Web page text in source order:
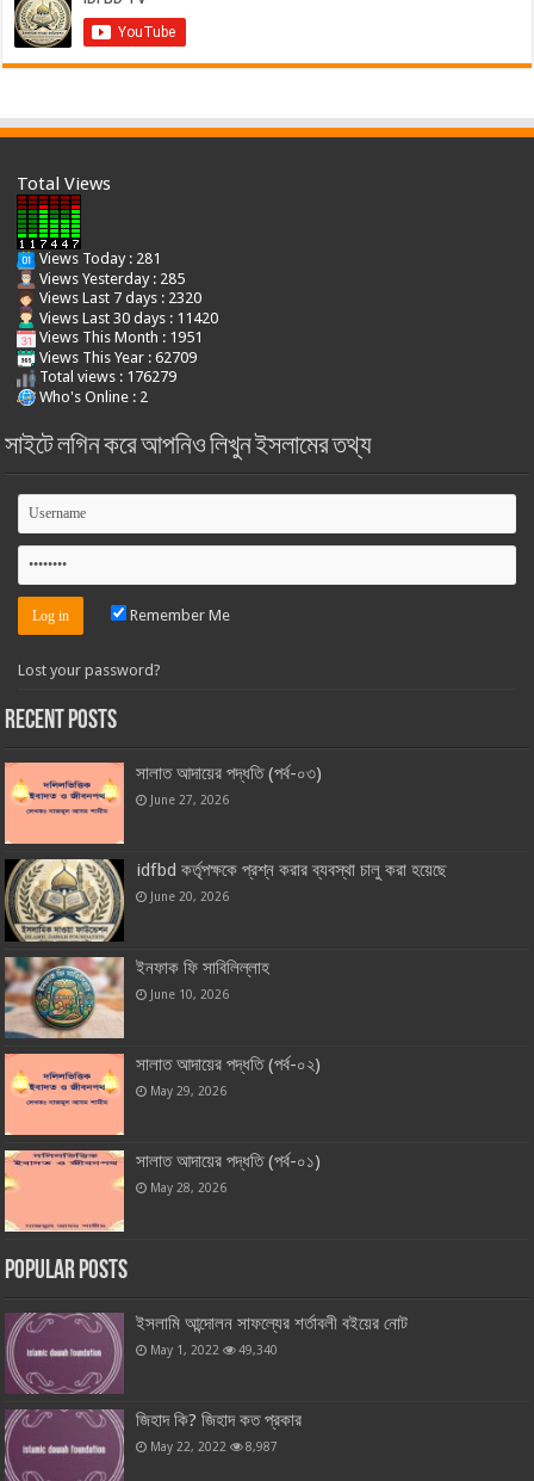
Total Views
Views Today : 281
Views Yesterday : 285
Views Last 7 days : 2320
Views Last 30 days : 11420
Views This Month : 1951
Views This Year : 62709
Total views : 176279
Who's Online : 2
সাইটে লগিন করে আপনিও লিখুন ইসলামের তথ্য
Remember Me
Lost your password?
Recent Posts
সালাত আদায়ের পদ্ধতি (পর্ব-০৩)
June 27, 2026
idfbd কর্তৃপক্ষকে প্রশ্ন করার ব্যবস্থা চালু করা হয়েছে
June 20, 2026
ইনফাক ফি সাবিলিল্লাহ
June 10, 2026
সালাত আদায়ের পদ্ধতি (পর্ব-০২)
May 29, 2026
সালাত আদায়ের পদ্ধতি (পর্ব-০১)
May 28, 2026
Popular Posts
ইসলামি আন্দোলন সাফল্যের শর্তাবলী বইয়ের নোট
May 1, 2022 49,340
জিহাদ কি? জিহাদ কত প্রকার
May 22, 2022 8,987